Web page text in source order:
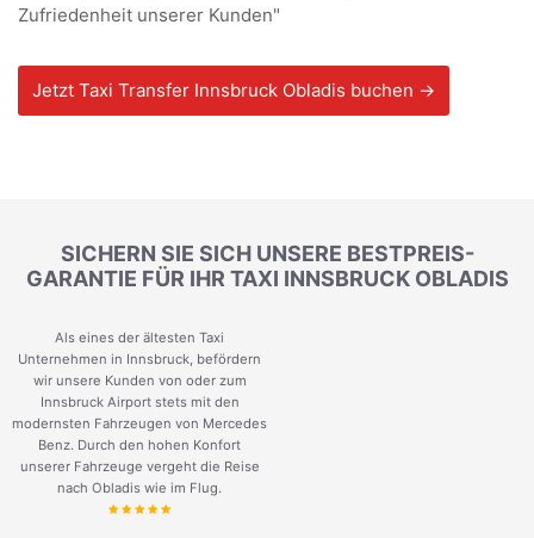
Zufriedenheit unserer Kunden"
Jetzt Taxi Transfer Innsbruck Obladis buchen →
SICHERN SIE SICH UNSERE BESTPREIS-
GARANTIE FÜR IHR TAXI INNSBRUCK OBLADIS
Als eines der ältesten Taxi
Unternehmen in Innsbruck, befördern
wir unsere Kunden von oder zum
Innsbruck Airport stets mit den
modernsten Fahrzeugen von Mercedes
Benz. Durch den hohen Konfort
unserer Fahrzeuge vergeht die Reise
nach Obladis wie im Flug.